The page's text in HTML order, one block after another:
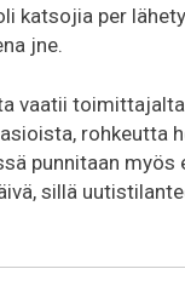
katsojia per
jne.
vaatii
rohkeutta
punnitaan myös
sillä